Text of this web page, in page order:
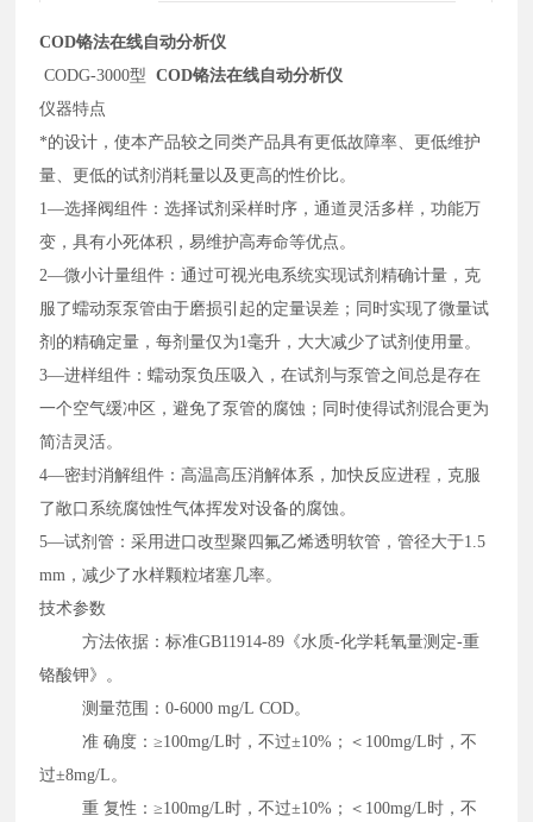
COD铬法在线自动分析仪
CODG-3000型COD铬法在线自动分析仪
仪器特点
*的设计，使本产品较之同类产品具有更低故障率、更低维护
量、更低的试剂消耗量以及更高的性价比。
1—选择阀组件：选择试剂采样时序，通道灵活多样，功能万
变，具有小死体积，易维护高寿命等优点。
2—微小计量组件：通过可视光电系统实现试剂精确计量，克
服了蠕动泵泵管由于磨损引起的定量误差；同时实现了微量试
剂的精确定量，每剂量仅为1毫升，大大减少了试剂使用量。
3—进样组件：蠕动泵负压吸入，在试剂与泵管之间总是存在
一个空气缓冲区，避免了泵管的腐蚀；同时使得试剂混合更为
简洁灵活。
4—密封消解组件：高温高压消解体系，加快反应进程，克服
了敞口系统腐蚀性气体挥发对设备的腐蚀。
5—试剂管：采用进口改型聚四氟乙烯透明软管，管径大于1.5
mm，减少了水样颗粒堵塞几率。
技术参数
方法依据：标准GB11914-89《水质-化学耗氧量测定-重
铬酸钾》。
测量范围：0-6000 mg/L COD。
准 确度：≥100mg/L时，不过±10%；＜100mg/L时，不
过±8mg/L。
重 复性：≥100mg/L时，不过±10%；＜100mg/L时，不